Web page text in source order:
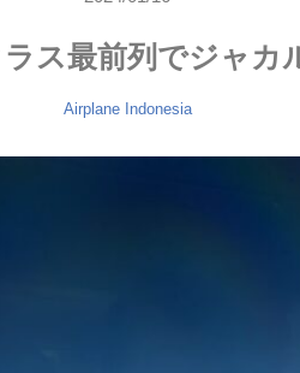
ス最前列でジャカ
Airplane Indonesia